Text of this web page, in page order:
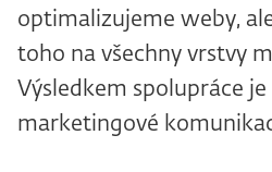
optimalizujeme weby,
toho na všechny vrstvy
Výsledkem spolupráce
marketingové